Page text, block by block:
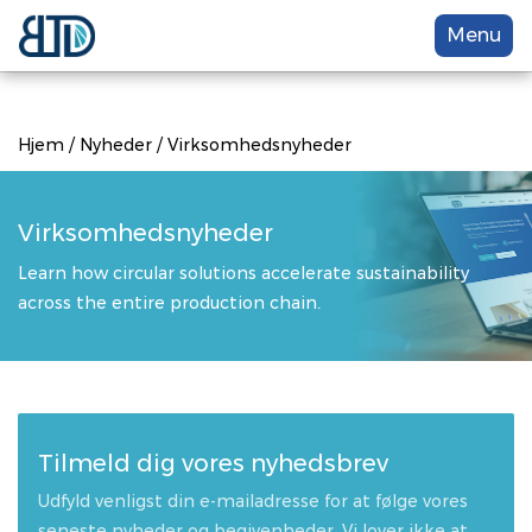
Menu
Hjem / Nyheder /Virksomhedsnyheder
Virksomhedsnyheder
Learn how circular solutions accelerate sustainability
across the entire production chain.
Tilmeld dig vores nyhedsbrev
Udfyld venligst din e-mailadresse for at følge vores